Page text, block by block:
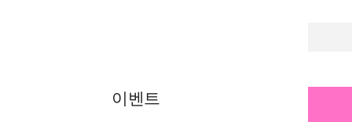
이벤트